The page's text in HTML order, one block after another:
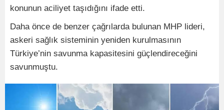
konunun aciliyet taşıdığını ifade etti.
Daha önce de benzer çağrılarda bulunan MHP lideri,
askeri sağlık sisteminin yeniden kurulmasının
Türkiye’nin savunma kapasitesini güçlendireceğini
savunmuştu.